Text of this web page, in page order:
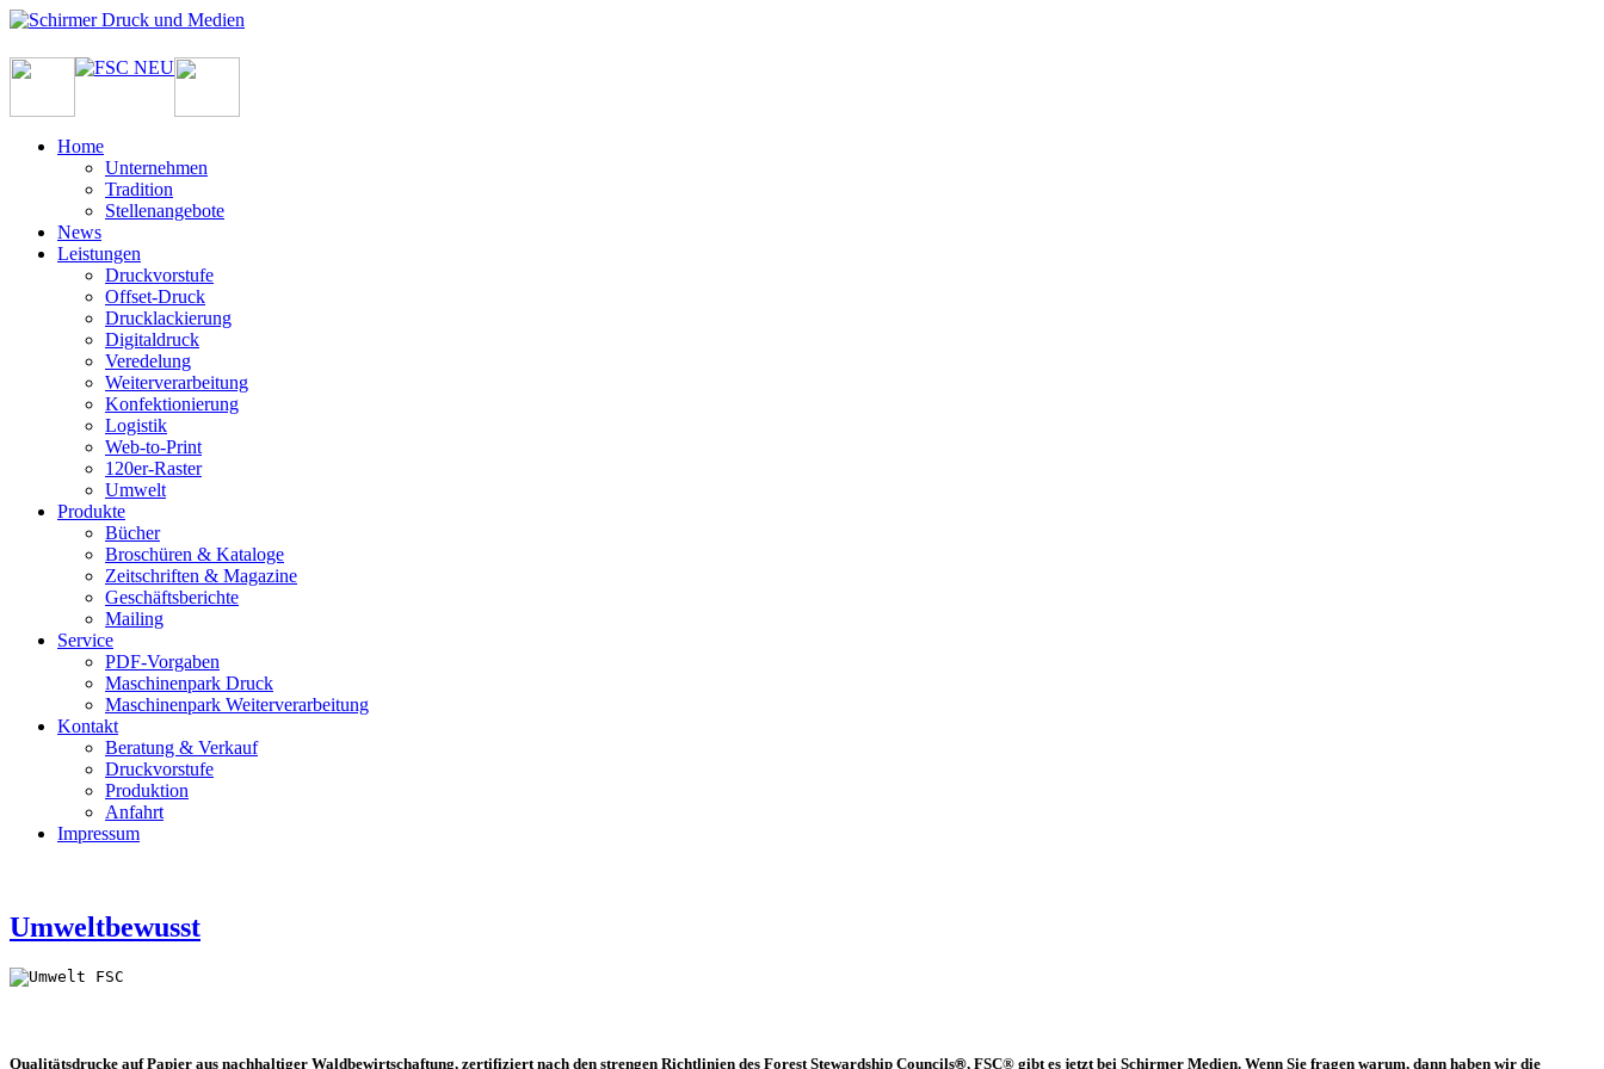
Home
Unternehmen
Tradition
Stellenangebote
News
Leistungen
Druckvorstufe
Offset-Druck
Drucklackierung
Digitaldruck
Veredelung
Weiterverarbeitung
Konfektionierung
Logistik
Web-to-Print
120er-Raster
Umwelt
Produkte
Bücher
Broschüren & Kataloge
Zeitschriften & Magazine
Geschäftsberichte
Mailing
Service
PDF-Vorgaben
Maschinenpark Druck
Maschinenpark Weiterverarbeitung
Kontakt
Beratung & Verkauf
Druckvorstufe
Produktion
Anfahrt
Impressum
Umweltbewusst
Qualitätsdrucke auf Papier aus nachhaltiger Waldbewirtschaftung, zertifiziert nach den strengen Richtlinien des Forest Stewardship Councils®, FSC® gibt es jetzt bei Schirmer Medien. Wenn Sie fragen warum, dann haben wir die